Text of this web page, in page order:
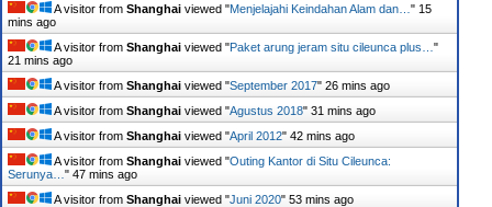
A visitor from Shanghai viewed "Menjelajahi Keindahan Alam dan… " 15
mins ago
A visitor from Shanghai viewed "Paket arung jeram situ cileunca plus… "
21 mins ago
A visitor from Shanghai viewed "September 2017" 26 mins ago
A visitor from Shanghai viewed "Agustus 2018" 31 mins ago
A visitor from Shanghai viewed "April 2012" 42 mins ago
A visitor from Shanghai viewed "Outing Kantor di Situ Cileunca:
Serunya… " 47 mins ago
A visitor from Shanghai viewed "Juni 2020" 53 mins ago